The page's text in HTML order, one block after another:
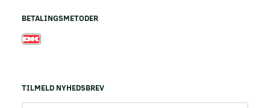
BETALINGSMETODER
TILMELD NYHEDSBREV